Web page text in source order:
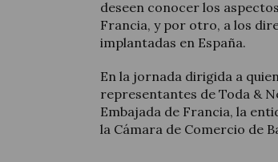
deseen conocer los
Francia, y por otro, a los
implantadas en España.
En la jornada dirigida a
representantes de Toda &
Embajada de Francia, la
la Cámara de Comercio de